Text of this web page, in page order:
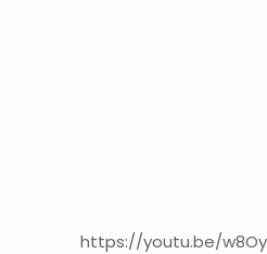
https://youtu.be/